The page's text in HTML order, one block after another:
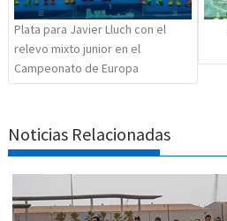
Plata para Javier Lluch con el
relevo mixto junior en el
Campeonato de Europa
Noticias Relacionadas